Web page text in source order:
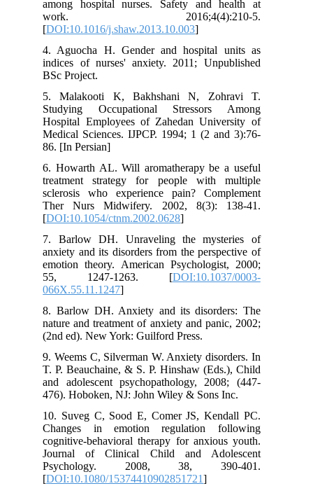
among hospital nurses. Safety and health at
work. 2016;4(4):210-5.
[DOI:10.1016/j.shaw.2013.10.003
4. Aguocha H. Gender and hospital units as
indices of nurses' anxiety. 2011; Unpublished
BSc Project.
5. Malakooti K, Bakhshani N, Zohravi T.
Studying Occupational Stressors Among
Hospital Employees of Zahedan University of
Medical Sciences. IJPCP. 1994; 1 (2 and 3):76-
86. [In Persian]
6. Howarth AL. Will aromatherapy be a useful
treatment strategy for people with multiple
sclerosis who experience pain? Complement
Ther Nurs Midwifery. 2002, 8(3): 138-41.
[DOI:10.1054/ctnm.2002.0628
7. Barlow DH. Unraveling the mysteries of
anxiety and its disorders from the perspective of
emotion theory. American Psychologist, 2000;
55, 1247-1263. [DOI:10.1037/0003-
066X.55.11.1247
8. Barlow DH. Anxiety and its disorders: The
nature and treatment of anxiety and panic, 2002;
(2nd ed). New York: Guilford Press.
9. Weems C, Silverman W. Anxiety disorders. In
T. P. Beauchaine, & S. P. Hinshaw (Eds.), Child
and adolescent psychopathology, 2008; (447-
476). Hoboken, NJ: John Wiley & Sons Inc.
10. Suveg C, Sood E, Comer JS, Kendall PC.
Changes in emotion regulation following
cognitive-behavioral therapy for anxious youth.
Journal of Clinical Child and Adolescent
Psychology. 2008, 38, 390-401.
[DOI:10.1080/15374410902851721